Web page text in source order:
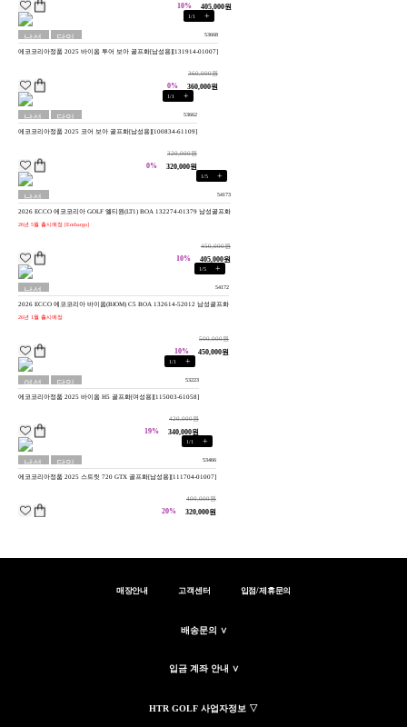
10% 405,000원
1/1 +
남성
용
당일
배송
53668
에코코리아정품 2025 바이옴 투어 보아 골프화[남성용][131914-01007]
360,000원
0% 360,000원
1/1 +
남성
용
당일
배송
53662
에코코리아정품 2025 코어 보아 골프화[남성용][100834-61109]
320,000원
0% 320,000원
1/5 +
남성
용
54173
2026 ECCO 에코코리아 GOLF 엘티원(LT1) BOA 132274-01379 남성골프화
26년 5월 출시예정 [Embargo]
450,000원
10% 405,000원
1/5 +
남성
용
54172
2026 ECCO 에코코리아 바이옴(BIOM) C5 BOA 132614-52012 남성골프화
26년 1월 출시예정
500,000원
10% 450,000원
1/1 +
여성
용
당일
배송
53223
에코코리아정품 2025 바이옴 H5 골프화[여성용][115003-61058]
420,000원
19% 340,000원
1/1 +
남성
용
당일
배송
53466
에코코리아정품 2025 스트릿 720 GTX 골프화[남성용][111704-01007]
400,000원
20% 320,000원
매장안내 고객센터 입점/제휴문의
배송문의 ∨
입금 계좌 안내 ∨
HTR GOLF 사업자정보 ▽